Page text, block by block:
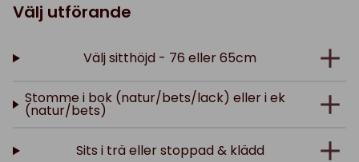
Välj utförande
Välj sitthöjd - 76 eller 65cm
Stomme i bok (natur/bets/lack) eller i ek
(natur/bets)
Sits i trä eller stoppad & klädd